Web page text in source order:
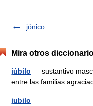
jónico
Mira otros
júbilo — sustantivo
entre las familias
jubilo —